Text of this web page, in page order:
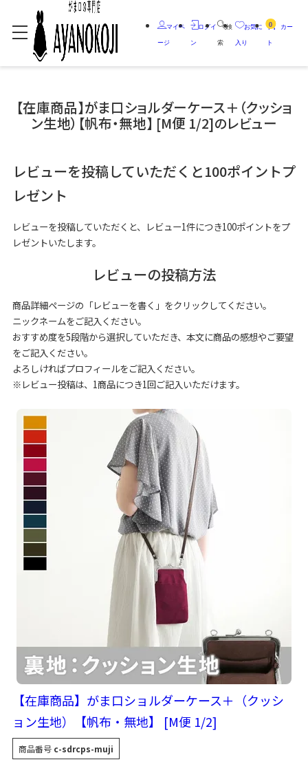
マイペ
ージ
ログイ
ン
検
索
お気に
入り
0 カー
ト
【在庫商品】がま口ショルダーケース＋（クッショ
ン生地）【帆布・無地】 [M便 1/2]のレビュー
レビューを投稿していただくと100ポイントプ
レゼント
レビューを投稿していただくと、レビュー1件につき100ポイントをプ
レゼントいたします。
レビューの投稿方法
商品詳細ページの「レビューを書く」をクリックしてください。
ニックネームをご記入ください。
おすすめ度を5段階から選択していただき、本文に商品の感想やご要望
をご記入ください。
よろしければプロフィールをご記入ください。
※レビュー投稿は、1商品につき1回ご記入いただけます。
【在庫商品】がま口ショルダーケース＋（クッシ
ョン生地）【帆布・無地】 [M便 1/2]
商品番号 c-sdrcps-muji